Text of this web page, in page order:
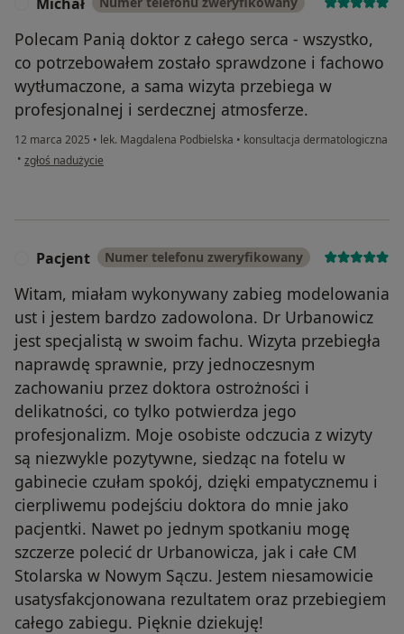
Polecam Panią doktor z całego serca - wszystko,
co potrzebowałem zostało sprawdzone i fachowo
wytłumaczone, a sama wizyta przebiega w
profesjonalnej i serdecznej atmosferze.
12 marca 2025 • lek. Magdalena Podbielska • konsultacja dermatologiczna
• w opinii użytkownika Michał
zgłoś nadużycie
Pacjent Numer telefonu zweryfikowany
Witam, miałam wykonywany zabieg modelowania
ust i jestem bardzo zadowolona. Dr Urbanowicz
jest specjalistą w swoim fachu. Wizyta przebiegła
naprawdę sprawnie, przy jednoczesnym
zachowaniu przez doktora ostrożności i
delikatności, co tylko potwierdza jego
profesjonalizm. Moje osobiste odczucia z wizyty
są niezwykle pozytywne, siedząc na fotelu w
gabinecie czułam spokój, dzięki empatycznemu i
cierpliwemu podejściu doktora do mnie jako
pacjentki. Nawet po jednym spotkaniu mogę
szczerze polecić dr Urbanowicza, jak i całe CM
Stolarska w Nowym Sączu. Jestem niesamowicie
usatysfakcjonowana rezultatem oraz przebiegiem
całego zabiegu. Pięknie dziekuję!